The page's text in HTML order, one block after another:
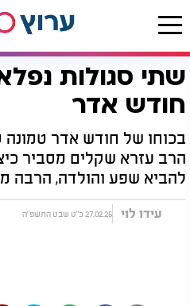
דף הבית יהדות סגולות שתי סגולות נפלאות בראש חודש אדר
שתי סגולות
חודש אדר
בכוחו של חודש אדר טמונה
הרב עזרא שקלים מסביר
להביא שפע והולדה, הרבה
עידו לוי 27.02.25 כ"ט שבט התשפ"ה